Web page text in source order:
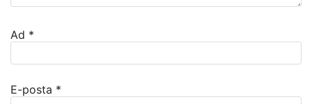
Ad *
E-posta *